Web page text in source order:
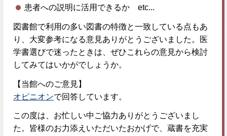
患者への説明に活用できるか etc...
図書館で利用の多い図書の特徴と一致している点もあ
り、大変参考になる意見ありがとうございました。医
学書選びで迷ったときは、ぜひこれらの意見から検討
してみてはいかがでしょうか。
【当館へのご意見】
オピニオンで回答しています。
この度は、お忙しい中ご協力ありがとうございまし
た。皆様のお力添えいただいたおかげで、蔵書を充実